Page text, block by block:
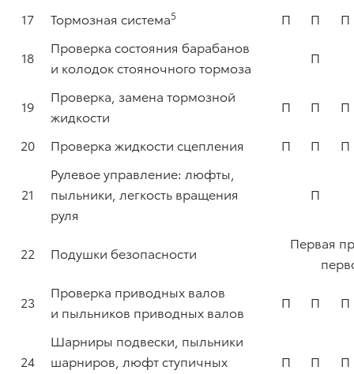
17 Тормозная система5 П П П
18
Проверка состояния барабанов
и колодок стояночного тормоза
П
19
Проверка, замена тормозной
жидкости
П П П
20 Проверка жидкости сцепления П П П
21
Рулевое управление: люфты,
пыльники, легкость вращения
руля
П
22 Подушки безопасности
Первая
23
Проверка приводных валов
и пыльников приводных валов
П П П
24
Шарниры подвески, пыльники
шарниров, люфт ступичных
П П П